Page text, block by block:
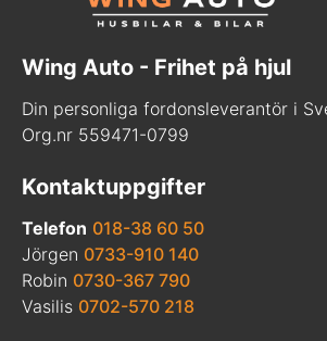
Wing Auto - Frihet på hjul
Din personliga fordonsleverantör i
Org.nr 559471-0799
Kontaktuppgifter
Telefon 018-38 60 50
Jörgen 0733-910 140
Robin 0730-367 790
Vasilis 0702-570 218